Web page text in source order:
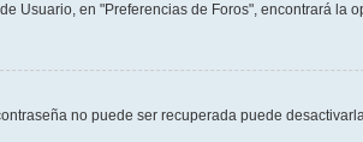
Usuario, en "Preferencias de Foros", encontrará la
no puede ser recuperada puede